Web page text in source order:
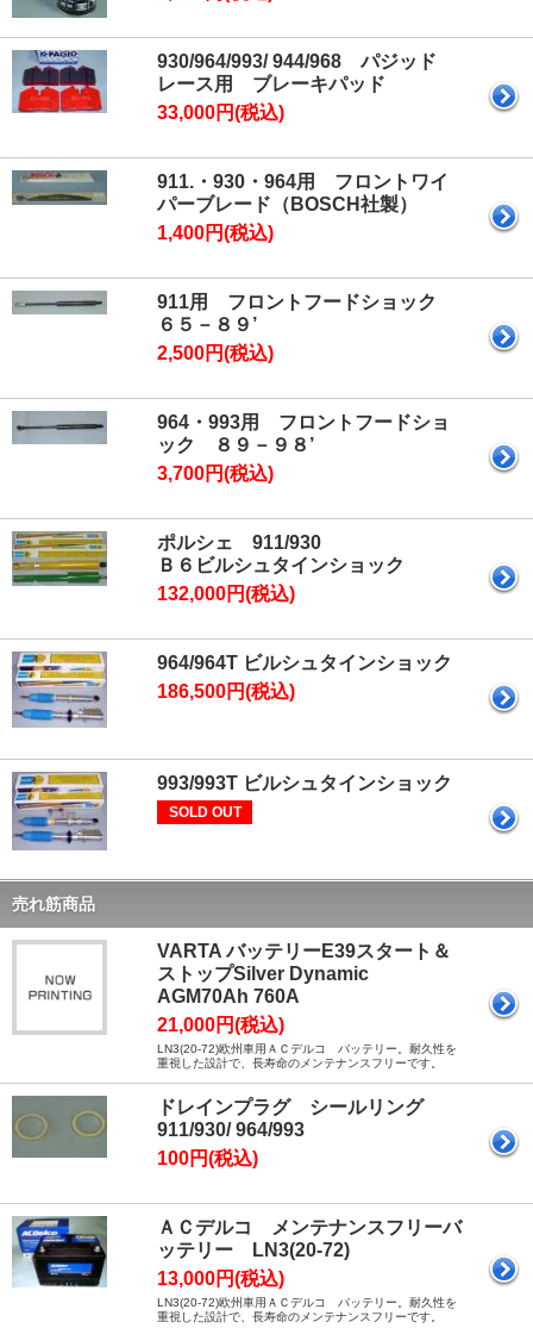
930/964/993/ 944/968 パジッド
レース用 ブレーキパッド
33,000円(税込)
911.・930・964用 フロントワイ
パーブレード（BOSCH社製）
1,400円(税込)
911用 フロントフードショック
６５－８９’
2,500円(税込)
964・993用 フロントフードショ
ック ８９－９８’
3,700円(税込)
ポルシェ 911/930
Ｂ６ビルシュタインショック
132,000円(税込)
964/964T ビルシュタインショック
186,500円(税込)
993/993T ビルシュタインショック
SOLD OUT
売れ筋商品
VARTA バッテリーE39スタート＆
ストップSilver Dynamic
AGM70Ah 760A
21,000円(税込)
LN3(20-72)欧州車用ＡＣデルコ バッテリー。耐久性を
重視した設計で、長寿命のメンテナンスフリーです。
ドレインプラグ シールリング
911/930/ 964/993
100円(税込)
ＡＣデルコ メンテナンスフリーバ
ッテリー LN3(20-72)
13,000円(税込)
LN3(20-72)欧州車用ＡＣデルコ バッテリー。耐久性を
重視した設計で、長寿命のメンテナンスフリーです。